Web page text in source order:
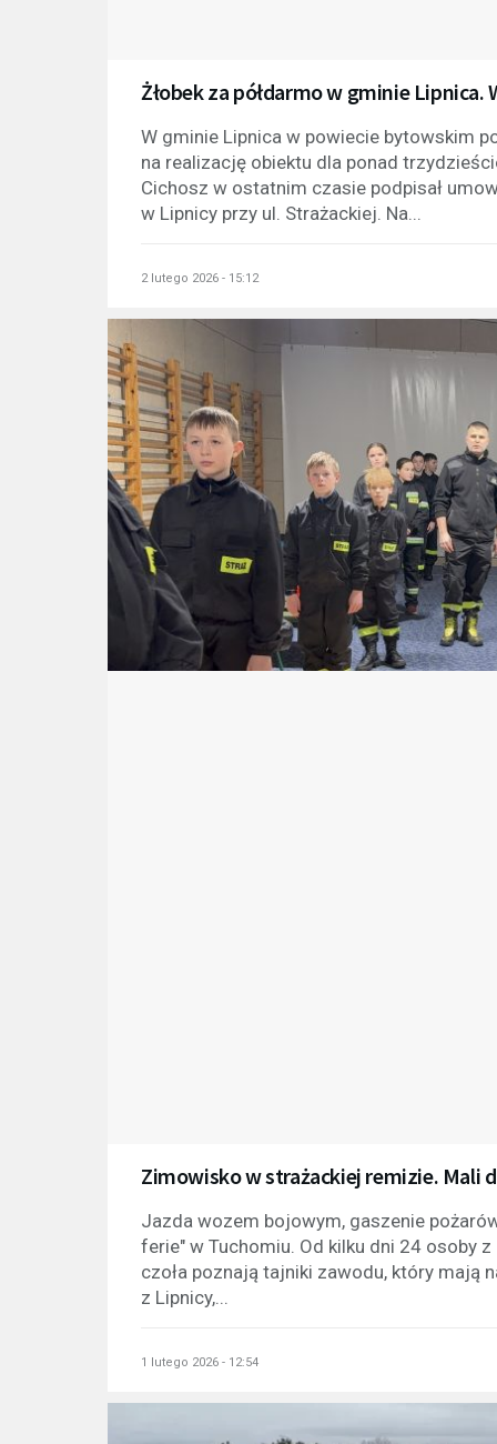
Żłobek za półdarmo w gminie
W gminie Lipnica w powiecie bytowskim
na realizację obiektu dla ponad
Cichosz w ostatnim czasie podpisał
w Lipnicy przy ul. Strażackiej. Na...
2 lutego 2026 - 15:12
Zimowisko w strażackiej remizie. Mali
Jazda wozem bojowym, gaszenie
ferie" w Tuchomiu. Od kilku dni 24 osoby
czoła poznają tajniki zawodu, który mają
z Lipnicy,...
1 lutego 2026 - 12:54